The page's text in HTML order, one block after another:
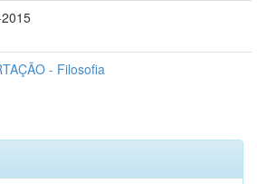
- Filosofia